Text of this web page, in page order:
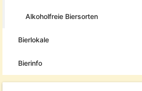
Alkoholfreie Biersorten
Bierlokale
Bierinfo